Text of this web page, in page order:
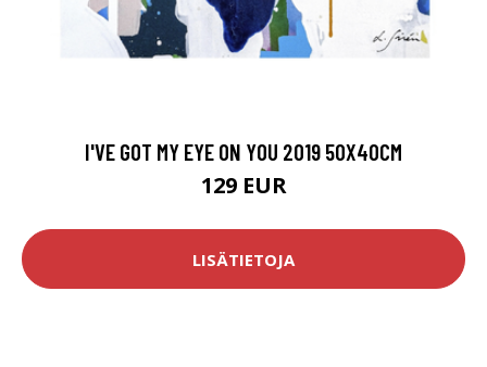
I'VE GOT MY EYE ON YOU 2019 50X40CM
129 EUR
LISÄTIETOJA